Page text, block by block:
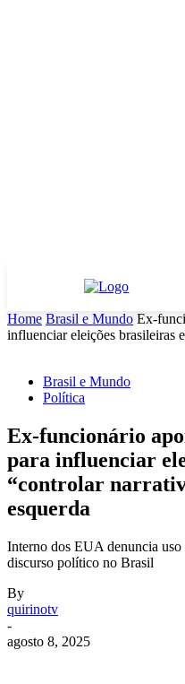
Home Brasil e Mundo Ex-
influenciar eleições brasileiras
Brasil e Mundo
Política
Ex-funcionário
para influenciar
“controlar
esquerda
Interno dos EUA denuncia
discurso político no Brasil
By
quirinotv
-
agosto 8, 2025